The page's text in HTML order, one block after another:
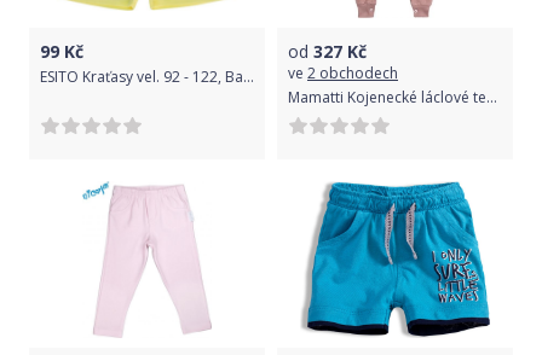
99 Kč
ESITO Kraťasy vel. 92 - 122, Barva červená, Velikost 104
od 327 Kč
ve 2 obchodech
Mamatti Kojenecké láclové tepláčky, dupačky, Happy - vínové